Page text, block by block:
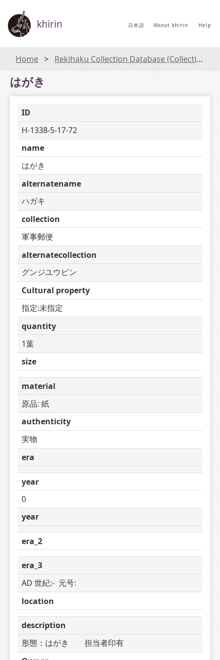
khirin 日本語 About khirin Help
Home Rekihaku Collection Database (Collections Database of the National Museum of Japanese History)
はがき
ID
H-1338-5-17-72
name
はがき
alternatename
ハガキ
collection
軍事郵便
alternatecollection
グンジユウビン
Cultural property
指定:未指定
quantity
1葉
size
material
原品: 紙
authenticity
実物
era
year
0
year
era_2
era_3
AD 世紀:-  元号:
location
description
形態：はがき　　担当者印有